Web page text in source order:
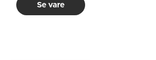
Se vare